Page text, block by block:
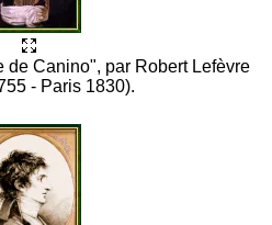
de Canino", par Robert Lefèvre
- Paris 1830).